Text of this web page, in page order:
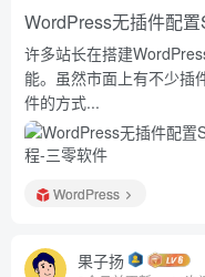
WordPress无插件配
许多站长在搭建
能。虽然市面上有不少插
件的方式...
WordPress
果子扬